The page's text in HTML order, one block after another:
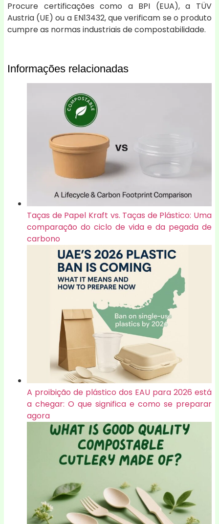
Procure certificações como a BPI (EUA), a TÜV
Austria (UE) ou a EN13432, que verificam se o produto
cumpre as normas industriais de compostabilidade.
Informações relacionadas
Taças de Papel Kraft vs. Taças de Plástico: Uma
comparação do ciclo de vida e da pegada de
carbono
A proibição de plástico dos EAU para 2026 está
a chegar: O que significa e como se preparar
agora